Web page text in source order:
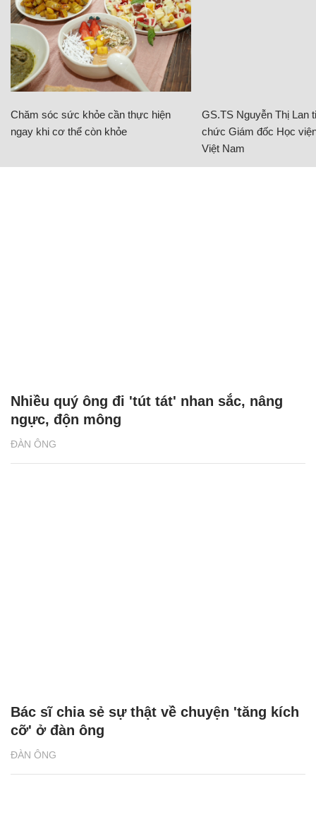
Chăm sóc sức khỏe cần thực hiện
ngay khi cơ thể còn khỏe
GS.TS Nguyễn Thị Lan
chức Giám đốc Học
Việt Nam
ĐÀN ÔNG
Nhiều quý ông đi 'tút tát' nhan sắc, nâng
ngực, độn mông
ĐÀN ÔNG
Bác sĩ chia sẻ sự thật về chuyện 'tăng kích
cỡ' ở đàn ông